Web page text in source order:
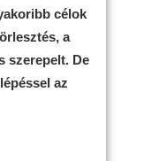
célok
a
szerepelt. De
az